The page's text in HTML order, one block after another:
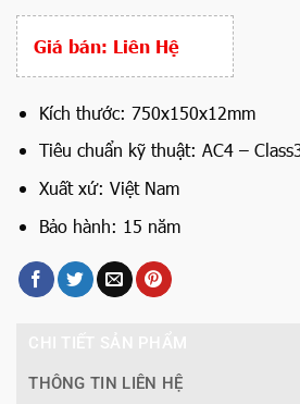
Giá bán: Liên Hệ
Kích thước: 750x150x12mm
Tiêu chuẩn kỹ thuật: AC4–
Xuất xứ: Việt Nam
Bảo hành: 15 năm
THÔNG TIN LIÊN HỆ